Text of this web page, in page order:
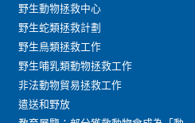
野生動物拯救中心
野生蛇類拯救計劃
野生鳥類拯救工作
野生哺乳類動物拯救工作
非法動物貿易拯救工作
遣送和野放